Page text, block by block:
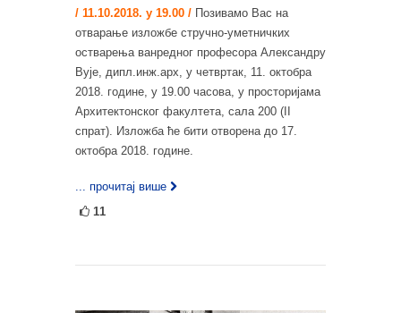
/ 11.10.2018. у 19.00 / Позивамо Вас на
отварање изложбе стручно-уметничких
остварења ванредног професора Александру
Вује, дипл.инж.арх, у четвртак, 11. октобра
2018. године, у 19.00 часова, у просторијама
Архитектонског факултета, сала 200 (II
спрат). Изложба ће бити отворена до 17.
октобра 2018. године.
... прочитај више
11